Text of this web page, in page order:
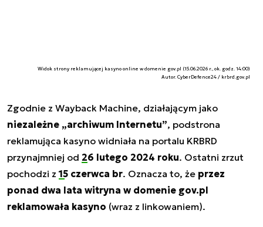
Widok strony reklamującej kasyno online w domenie gov.pl (15.06.2026 r., ok. godz. 14:00)
Autor. CyberDefence24 / krbrd.gov.pl
Zgodnie z Wayback Machine, działającym jako
niezależne „archiwum Internetu”, podstrona
reklamująca kasyno widniała na portalu KRBRD
przynajmniej od 26 lutego 2024 roku. Ostatni zrzut
pochodzi z 15 czerwca br. Oznacza to, że przez
ponad dwa lata witryna w domenie gov.pl
reklamowała kasyno (wraz z linkowaniem).